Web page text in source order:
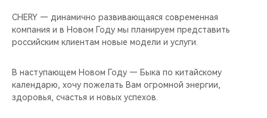
CHERY — динамично развивающаяся современная
компания и в Новом Году мы планируем представить
российским клиентам новые модели и услуги.
В наступающем Новом Году — Быка по китайскому
календарю, хочу пожелать Вам огромной энергии,
здоровья, счастья и новых успехов.